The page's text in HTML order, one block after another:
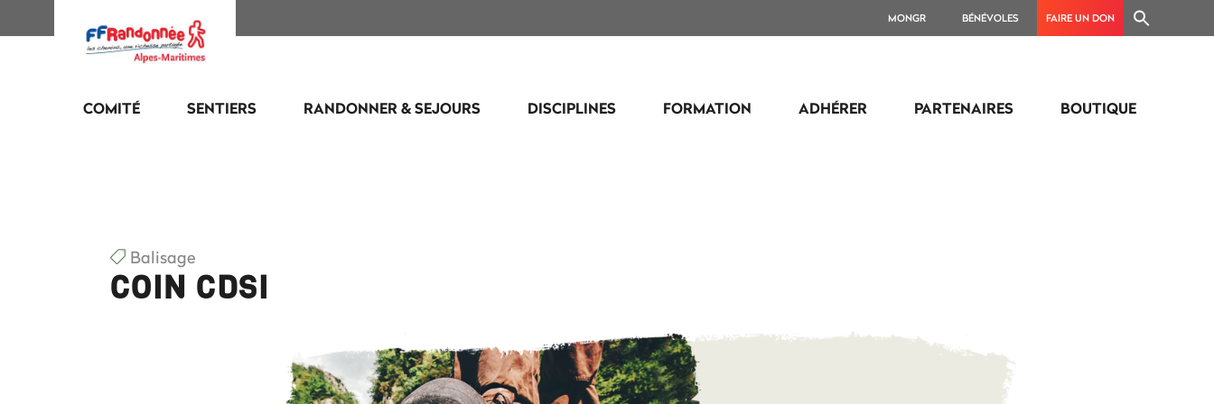
MONGR BÉNÉVOLES FAIRE UN DON
COMITÉ SENTIERS RANDONNER & SEJOURS DISCIPLINES FORMATION ADHÉRER PARTENAIRES BOUTIQUE
Balisage
COIN CDSI